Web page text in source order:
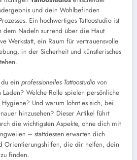
und dein Wohlbefinden
Ein hochwertiges Tattoostudio ist
dem Nadeln surrend über die Haut
Werkstatt, ein Raum für vertrauensvolle
in der Sicherheit und künstlerisches
ein professionelles Tattoostudio von
Welche Rolle spielen persönliche
Und warum lohnt es sich, bei
hinzusehen? Dieser Artikel führt
die wichtigsten Aspekte, ohne dich mit
– stattdessen erwarten dich
Orientierungshilfen, die dir helfen, dein
finden.